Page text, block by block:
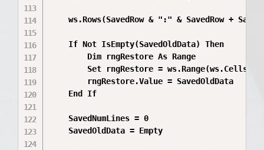
ws.Rows(SavedRow & ":" & SavedRow +
    If Not IsEmpty(SavedOldData) Then
        Dim rngRestore As Range
Set rngRestore =
        rngRestore.Value = SavedOldData
    End If
    SavedNumLines = 0
    SavedOldData = Empty